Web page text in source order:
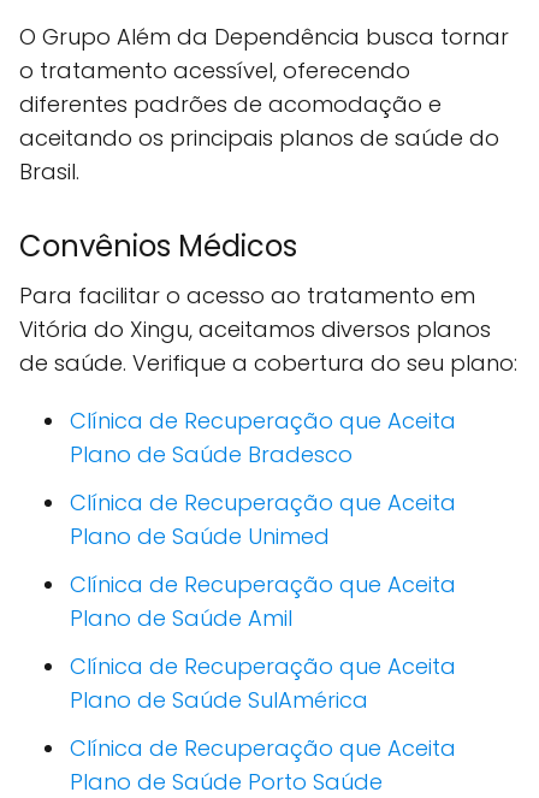
O Grupo Além da Dependência busca tornar
o tratamento acessível, oferecendo
diferentes padrões de acomodação e
aceitando os principais planos de saúde do
Brasil.
Convênios Médicos
Para facilitar o acesso ao tratamento em
Vitória do Xingu, aceitamos diversos planos
de saúde. Verifique a cobertura do seu plano:
Clínica de Recuperação que Aceita
Plano de Saúde Bradesco
Clínica de Recuperação que Aceita
Plano de Saúde Unimed
Clínica de Recuperação que Aceita
Plano de Saúde Amil
Clínica de Recuperação que Aceita
Plano de Saúde SulAmérica
Clínica de Recuperação que Aceita
Plano de Saúde Porto Saúde